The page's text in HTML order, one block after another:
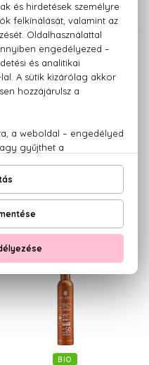
6.120 Ft
BIO
NATURE'S
Napozás utáni hidratáló emulzió
200 ml
BIO